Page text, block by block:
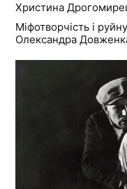
Христина
Міфотворчість і
Олександра